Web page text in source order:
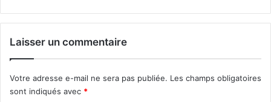
Laisser un commentaire
Votre adresse e-mail ne sera pas publiée. Les champs obligatoires
sont indiqués avec *